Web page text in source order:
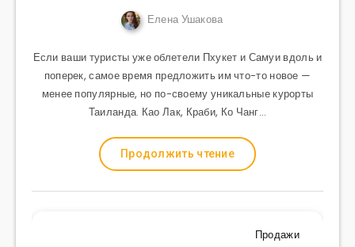
Елена Ушакова
Если ваши туристы уже облетели Пхукет и Самуи вдоль и
поперек, самое время предложить им что-то новое —
менее популярные, но по-своему уникальные курорты
Таиланда. Као Лак, Краби, Ко Чанг…
Продолжить чтение
Продажи